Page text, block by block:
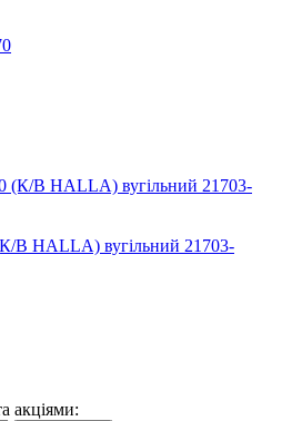
В HALLA) вугільний 21703-
акціями: